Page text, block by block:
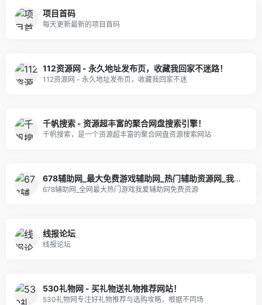
项目首码
每天更新最新的项目首码
112资源网 - 永久地址发布页，收藏我回家不迷路！
112资源网 - 永久地址发布页，收藏我回家不迷
千帆搜索 - 资源超丰富的聚合网盘搜索引擎！
千帆搜索，是一个资源超丰富的聚合网盘资源搜索网站
678辅助网_最大免费游戏辅助网_热门辅助资源网_我爱辅助网
678辅助网_全网最大热门游戏我爱辅助网免费资源
线报论坛
线报论坛
530礼物网 - 买礼物送礼物推荐网站！
530礼物网专注好礼物推荐与选购攻略，根据不同场